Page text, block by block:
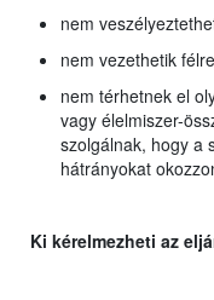
nem
nem vezethetik
nem térhetnek el
vagy élelmiszer-
szolgálnak, hogy a
hátrányokat
Ki kérelmezheti az